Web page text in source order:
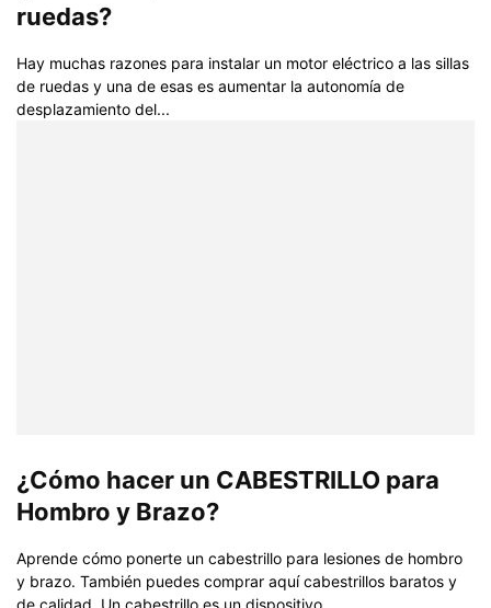
ruedas?
Hay muchas razones para instalar un motor eléctrico a las sillas
de ruedas y una de esas es aumentar la autonomía de
desplazamiento del...
¿Cómo hacer un CABESTRILLO para
Hombro y Brazo?
Aprende cómo ponerte un cabestrillo para lesiones de hombro
y brazo. También puedes comprar aquí cabestrillos baratos y